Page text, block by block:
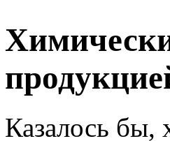
Казалось бы,